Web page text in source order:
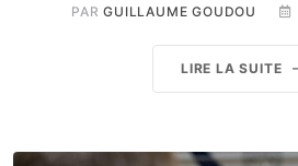
PARGUILLAUME GOUDOU
LIRE LA SUITE